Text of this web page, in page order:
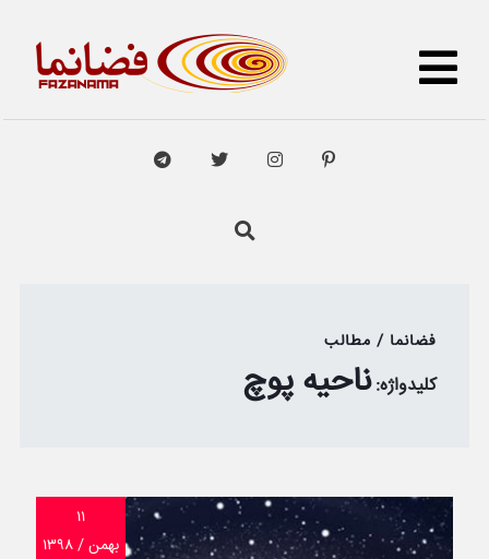
فضانما / مطالب
کلیدواژه: ناحیه پوچ
۱۱
بهمن / ۱۳۹۸